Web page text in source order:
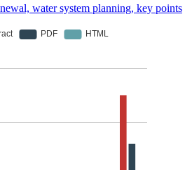
water system planning, key points